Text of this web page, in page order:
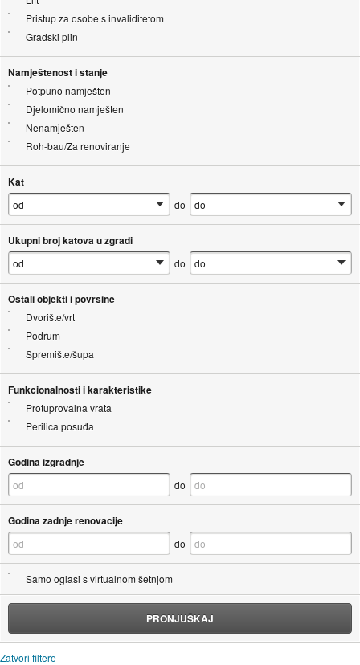
Pristup za osobe s invaliditetom
Gradski plin
Namještenost i stanje
Potpuno namješten
Djelomično namješten
Nenamješten
Roh-bau/Za renoviranje
Kat
do
Ukupni broj katova u zgradi
do
Ostali objekti i površine
Dvorište/vrt
Podrum
Spremište/šupa
Funkcionalnosti i karakteristike
Protuprovalna vrata
Perilica posuđa
Godina izgradnje
do
Godina zadnje renovacije
do
Samo oglasi s virtualnom šetnjom
PRONJUŠKAJ
Zatvori filtere